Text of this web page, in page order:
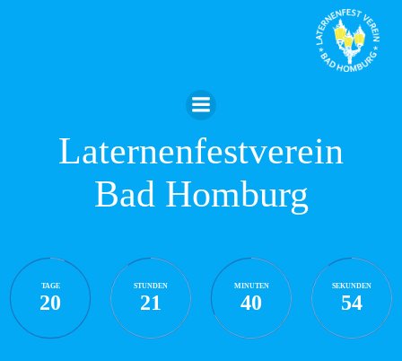
Laternenfestverein
Bad Homburg
TAGE
20
STUNDEN
21
MINUTEN
40
SEKUNDEN
52